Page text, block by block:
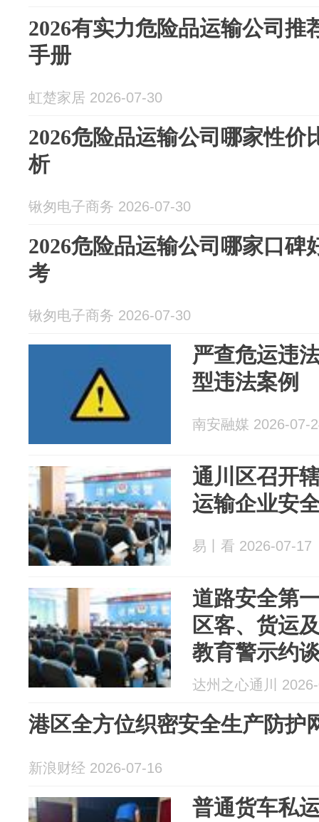
2026有实力危险品运输公司推
手册
虹楚家居 2026-07-30
2026危险品运输公司哪家性价
析
锹匆电子商务 2026-07-30
2026危险品运输公司哪家口碑
考
锹匆电子商务 2026-07-30
严查危运违
型违法案例
南安融媒 2026-07-
通川区召开
运输企业安
易丨看 2026-07-17
道路安全第
区客、货运
教育警示约
达州之心通川
港区全方位织密安全生产防护
新浪财经 2026-07-16
普通货车私